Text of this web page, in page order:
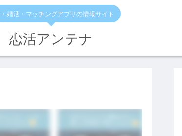
婚活・マッチングアプリの情報サイト
恋活アンテナ